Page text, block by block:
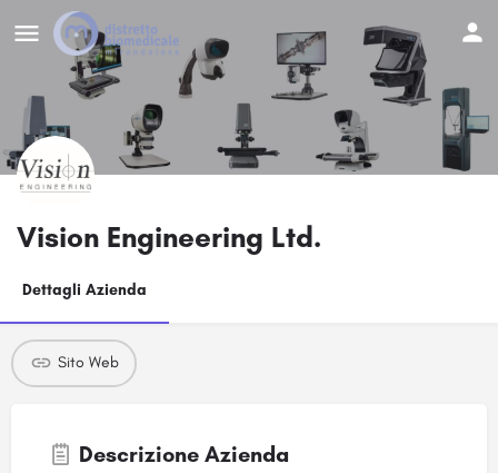
Vision Engineering Ltd.
Dettagli Azienda
Sito Web
Descrizione Azienda